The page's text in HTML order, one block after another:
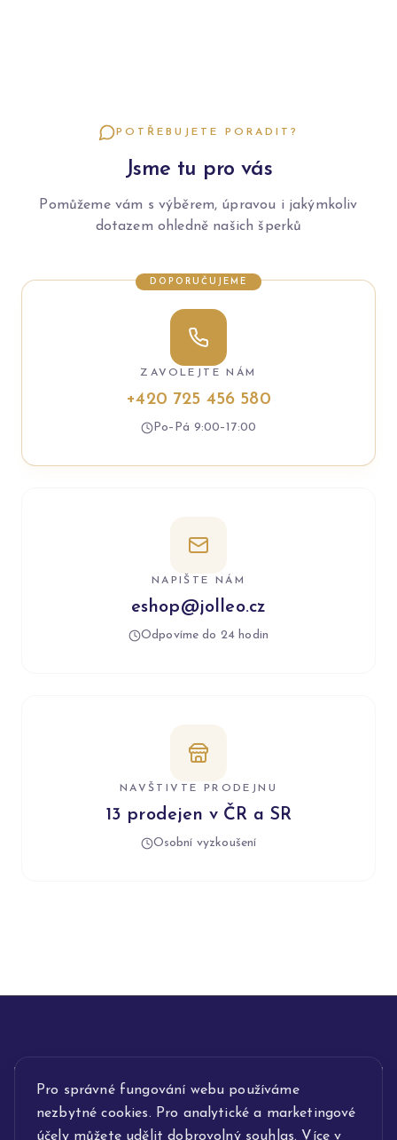
Pro správné fungování webu používáme
nezbytné cookies. Pro analytické a marketingové
účely můžete udělit dobrovolný souhlas. Více v
POTŘEBUJETE PORADIT?
Jsme tu pro vás
Pomůžeme vám s výběrem, úpravou i jakýmkoliv
dotazem ohledně našich šperků
DOPORUČUJEME
ZAVOLEJTE NÁM
+420 725 456 580
Po–Pá 9:00–17:00
NAPIŠTE NÁM
eshop@jolleo.cz
Odpovíme do 24 hodin
NAVŠTIVTE PRODEJNU
13 prodejen v ČR a SR
Osobní vyzkoušení
INFORMACE
POPIS SLUŽEB